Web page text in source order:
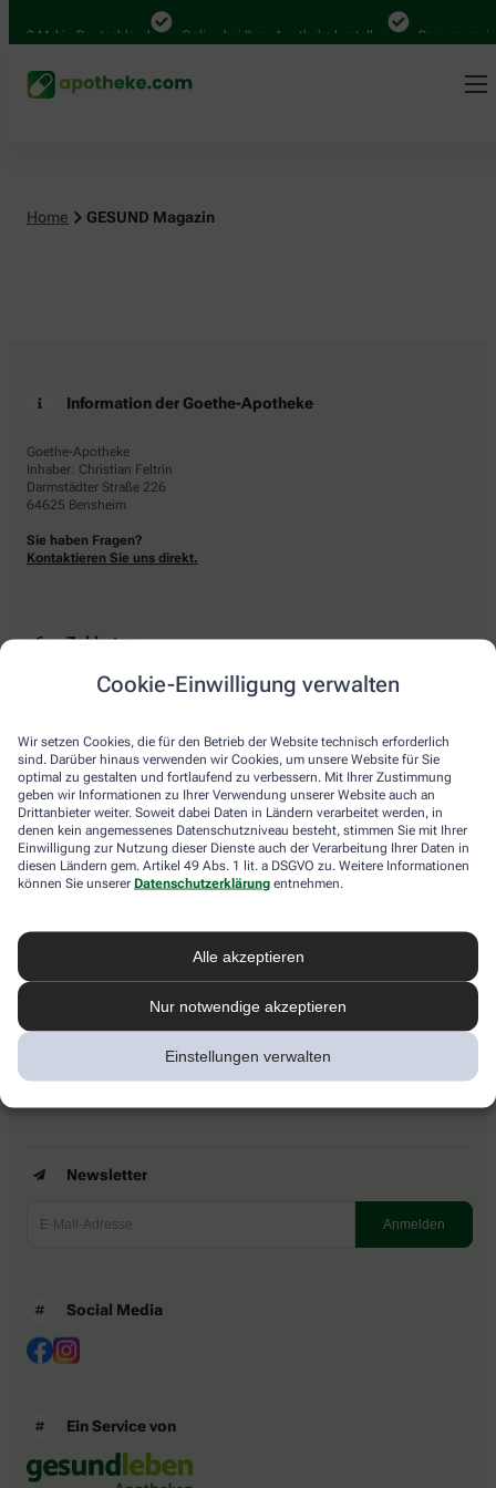
Cookie-Einwilligung verwalten
Wir setzen Cookies, die für den Betrieb der Website technisch erforderlich
sind. Darüber hinaus verwenden wir Cookies, um unsere Website für Sie
optimal zu gestalten und fortlaufend zu verbessern. Mit Ihrer Zustimmung
geben wir Informationen zu Ihrer Verwendung unserer Website auch an
Drittanbieter weiter. Soweit dabei Daten in Ländern verarbeitet werden, in
denen kein angemessenes Datenschutzniveau besteht, stimmen Sie mit Ihrer
Einwilligung zur Nutzung dieser Dienste auch der Verarbeitung Ihrer Daten in
diesen Ländern gem. Artikel 49 Abs. 1 lit. a DSGVO zu. Weitere Informationen
können Sie unserer Datenschutzerklärung entnehmen.
Alle akzeptieren
Nur notwendige akzeptieren
Einstellungen verwalten
Mal in Deutschland Online bei Ihrer Apotheke bestellen Bequem
Home GESUND Magazin
Information der Goethe-Apotheke
Goethe-Apotheke
Inhaber: Christian Feltrin
Darmstädter Straße 226
64625 Bensheim
Sie haben Fragen?
Kontaktieren Sie uns direkt.
Zahlarten
Bar oder mit einer anderen akzeptierten Zahlungsart Ihrer Apotheke vor Ort.
Lieferarten
Abholung in der Apotheke
Botendienstlieferung
apotheke.com Informationen
Newsletter
Barrierefreiheitserklärung
Newsletter
Social Media
Ein Service von